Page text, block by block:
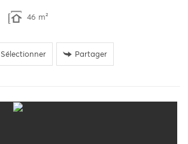
46 m²
Sélectionner Partager